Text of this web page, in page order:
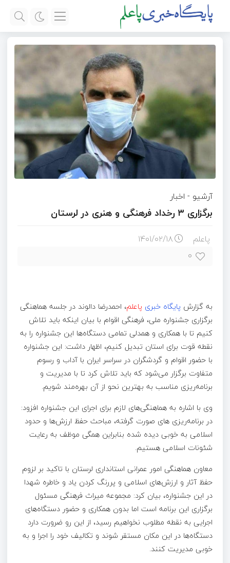
آرشیو - اخبار
برگزاری ۳ رخداد فرهنگی و هنری در لرستان
پاعلم ۱۴۰۱/۰۲/۱۸
۰
به گزارش پایگاه خبری پاعلم، احمدرضا دالوند در جلسه هماهنگی
برگزاری جشنواره ملی، فرهنگی اقوام با بیان اینکه باید تلاش
کنیم تا با همکاری و همدلی تمامی دستگاه‌ها این جشنواره را به
نقطه قوت برای استان تبدیل کنیم، اظهار داشت: این جشنواره
با حضور اقوام و گردشگران در سراسر ایران با آداب و رسوم
متفاوت برگزار می‌شود که باید تلاش کرد تا با مدیریت و
برنامه‌ریزی مناسب به بهترین نحو از آن بهره‌مند شویم.
وی با اشاره به هماهنگی‌های لازم برای اجرای این جشنواره افزود:
در برنامه‌ریزی های صورت گرفته، مباحث حفظ ارزش‌ها و حدود
اسلامی به خوبی دیده شده بنابراین همگی موظف به رعایت
شئونات اسلامی هستیم.
معاون هماهنگی امور عمرانی استانداری لرستان با تاکید بر لزوم
حفظ آثار و ارزش‌های اسلامی و پررنگ کردن یاد و خاطره شهدا
در این جشنواره، بیان کرد: مجموعه میراث فرهنگی مسئول
برگزاری این برنامه است اما بدون همکاری و حضور دستگاه‌های
اجرایی به نقطه مطلوب نخواهیم رسید، از این رو ضرورت دارد
دستگاه‌ها در این مکان مستقر شوند و تکالیف خود را اجرا و به
خوبی مدیریت کنند.